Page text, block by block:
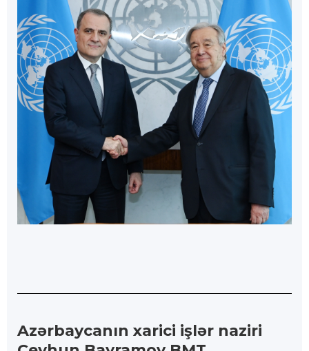
Azərbaycanın xarici işlər naziri